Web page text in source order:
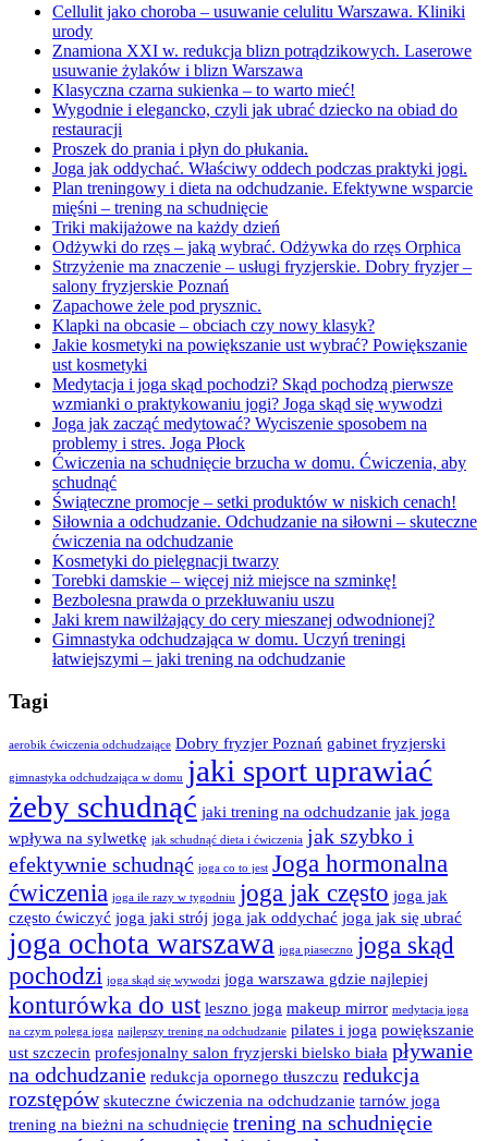
Cellulit jako choroba – usuwanie celulitu Warszawa. Kliniki
urody
Znamiona XXI w. redukcja blizn potrądzikowych. Laserowe
usuwanie żylaków i blizn Warszawa
Klasyczna czarna sukienka – to warto mieć!
Wygodnie i elegancko, czyli jak ubrać dziecko na obiad do
restauracji
Proszek do prania i płyn do płukania.
Joga jak oddychać. Właściwy oddech podczas praktyki jogi.
Plan treningowy i dieta na odchudzanie. Efektywne wsparcie
mięśni – trening na schudnięcie
Triki makijażowe na każdy dzień
Odżywki do rzęs – jaką wybrać. Odżywka do rzęs Orphica
Strzyżenie ma znaczenie – usługi fryzjerskie. Dobry fryzjer –
salony fryzjerskie Poznań
Zapachowe żele pod prysznic.
Klapki na obcasie – obciach czy nowy klasyk?
Jakie kosmetyki na powiększanie ust wybrać? Powiększanie
ust kosmetyki
Medytacja i joga skąd pochodzi? Skąd pochodzą pierwsze
wzmianki o praktykowaniu jogi? Joga skąd się wywodzi
Joga jak zacząć medytować? Wyciszenie sposobem na
problemy i stres. Joga Płock
Ćwiczenia na schudnięcie brzucha w domu. Ćwiczenia, aby
schudnąć
Świąteczne promocje – setki produktów w niskich cenach!
Siłownia a odchudzanie. Odchudzanie na siłowni – skuteczne
ćwiczenia na odchudzanie
Kosmetyki do pielęgnacji twarzy
Torebki damskie – więcej niż miejsce na szminkę!
Bezbolesna prawda o przekłuwaniu uszu
Jaki krem nawilżający do cery mieszanej odwodnionej?
Gimnastyka odchudzająca w domu. Uczyń treningi
łatwiejszymi – jaki trening na odchudzanie
Tagi
aerobik ćwiczenia odchudzające Dobry fryzjer Poznań gabinet fryzjerski
gimnastyka odchudzająca w domu jaki sport uprawiać
żeby schudnąć jaki trening na odchudzanie jak joga
wpływa na sylwetkę jak schudnąć dieta i ćwiczenia jak szybko i
efektywnie schudnąć joga co to jest Joga hormonalna
ćwiczenia joga ile razy w tygodniu joga jak często joga jak
często ćwiczyć joga jaki strój joga jak oddychać joga jak się ubrać
joga ochota warszawa joga piaseczno joga skąd
pochodzi joga skąd się wywodzi joga warszawa gdzie najlepiej
konturówka do ust leszno joga makeup mirror medytacja joga
na czym polega joga najlepszy trening na odchudzanie pilates i joga powiększanie
ust szczecin profesjonalny salon fryzjerski bielsko biała pływanie
na odchudzanie redukcja opornego tłuszczu redukcja
rozstępów skuteczne ćwiczenia na odchudzanie tarnów joga
trening na bieżni na schudnięcie trening na schudnięcie